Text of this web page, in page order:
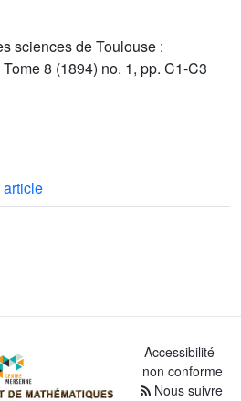
sciences de Toulouse :
8 (1894) no. 1, pp. C1-C3
Accessibilité -
non conforme
Nous suivre